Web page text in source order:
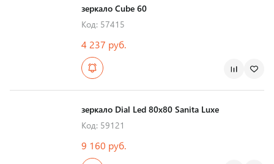
зеркало Cube 60
Код: 57415
4 237 руб.
зеркало Dial Led 80х80 Sanita Luxe
Код: 59121
9 160 руб.